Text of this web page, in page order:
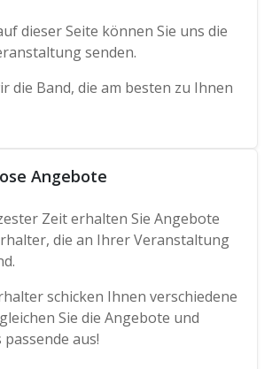
dieser Seite können Sie uns die
senden.
die Band, die am besten zu Ihnen
Angebote
Zeit erhalten Sie Angebote
die an Ihrer Veranstaltung
schicken Ihnen verschiedene
Sie die Angebote und
passende aus!